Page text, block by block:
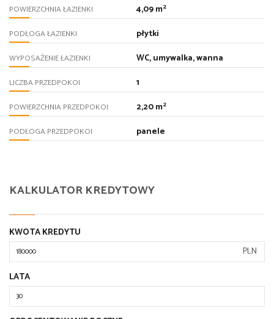
POWIERZCHNIA ŁAZIENKI 4,09 m2
PODŁOGA ŁAZIENKI płytki
WYPOSAŻENIE ŁAZIENKI WC, umywalka, wanna
LICZBA PRZEDPOKOI 1
POWIERZCHNIA PRZEDPOKOI 2,20 m2
PODŁOGA PRZEDPOKOI panele
KALKULATOR KREDYTOWY
KWOTA KREDYTU
PLN
LATA